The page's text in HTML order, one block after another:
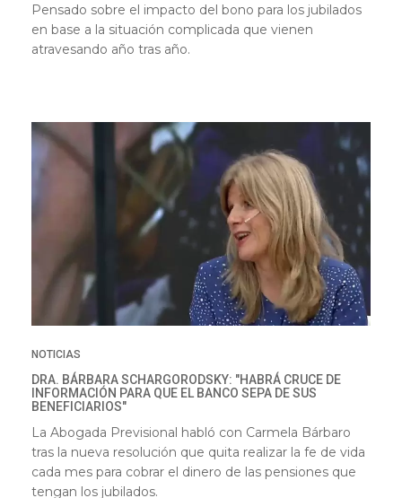
Pensado sobre el impacto del bono para los jubilados
en base a la situación complicada que vienen
atravesando año tras año.
NOTICIAS
DRA. BÁRBARA SCHARGORODSKY: "HABRÁ CRUCE DE
INFORMACIÓN PARA QUE EL BANCO SEPA DE SUS
BENEFICIARIOS"
La Abogada Previsional habló con Carmela Bárbaro
tras la nueva resolución que quita realizar la fe de vida
cada mes para cobrar el dinero de las pensiones que
tengan los jubilados.